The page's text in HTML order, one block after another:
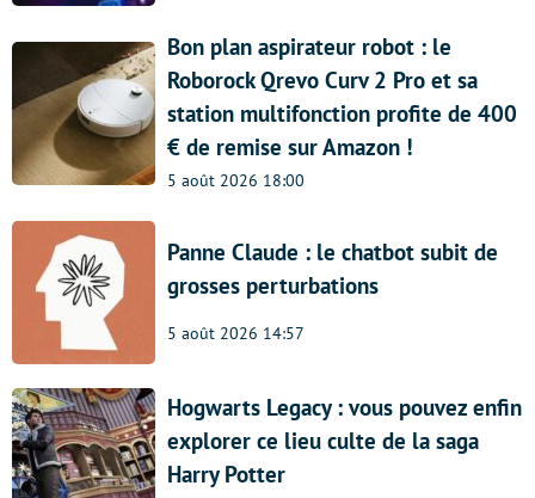
Bon plan aspirateur robot : le
Roborock Qrevo Curv 2 Pro et sa
station multifonction profite de 400
€ de remise sur Amazon !
5 août 2026 18:00
Panne Claude : le chatbot subit de
grosses perturbations
5 août 2026 14:57
Hogwarts Legacy : vous pouvez enfin
explorer ce lieu culte de la saga
Harry Potter